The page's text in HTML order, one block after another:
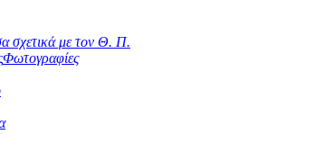
σχετικά με τον Θ. Π.
Φωτογραφίες